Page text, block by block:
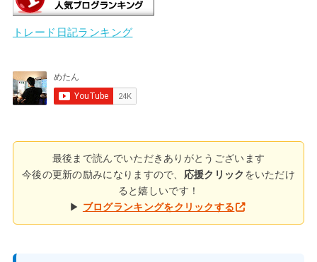
トレード日記ランキング
最後まで読んでいただきありがとうございます
今後の更新の励みになりますので、 応援クリック をいただけ
ると嬉しいです！
▶ ブログランキングをクリックする